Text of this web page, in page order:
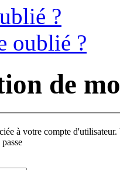
?
oublié ?
de
à votre compte